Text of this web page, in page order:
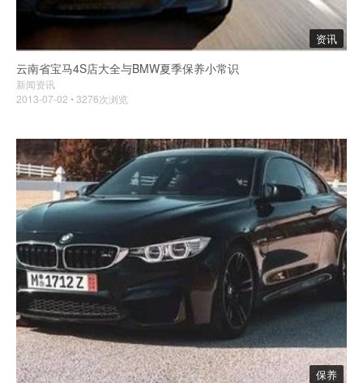
资讯
云南省宝马4S店大全与BMW夏季保养小常识
新闻资讯
2013-07-02 • 3276次浏览
保养